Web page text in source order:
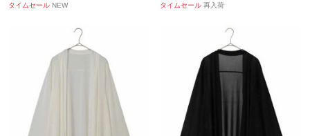
タイムセール NEW タイムセール再入荷